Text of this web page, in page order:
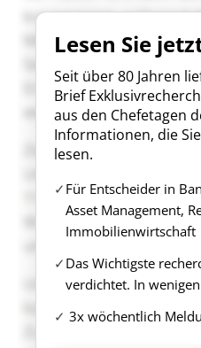
Lesen Sie
Seit über 80 Jahren
Brief
aus den Chefetagen
Informationen, die
lesen.
Für Entscheider in
Asset Management,
Immobilienwirtschaft
Das Wichtigste
verdichtet. In
3x wöchentlich